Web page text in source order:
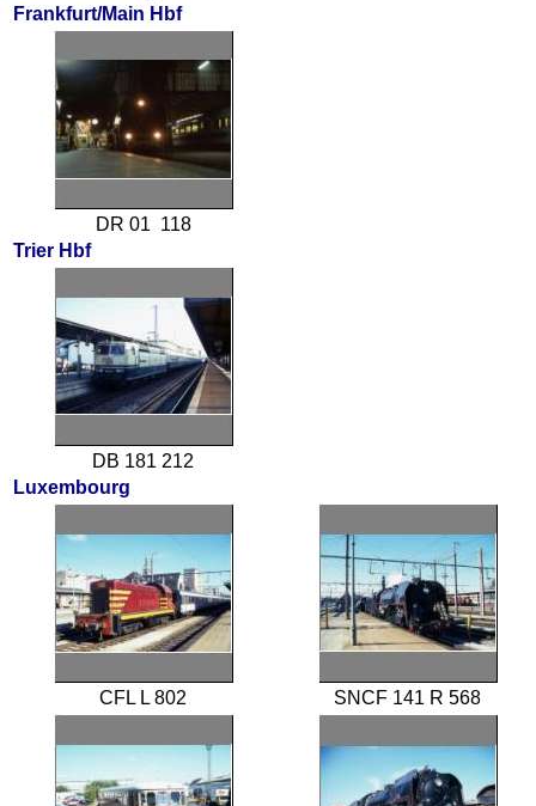
Frankfurt/Main Hbf
DR 01 118
Trier Hbf
DB 181 212
Luxembourg
CFL L 802 SNCF 141 R 568